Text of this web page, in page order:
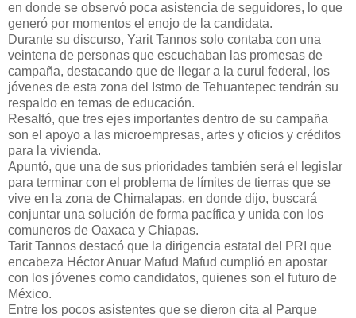
en donde se observó poca asistencia de seguidores, lo que
generó por momentos el enojo de la candidata.
Durante su discurso, Yarit Tannos solo contaba con una
veintena de personas que escuchaban las promesas de
campaña, destacando que de llegar a la curul federal, los
jóvenes de esta zona del Istmo de Tehuantepec tendrán su
respaldo en temas de educación.
Resaltó, que tres ejes importantes dentro de su campaña
son el apoyo a las microempresas, artes y oficios y créditos
para la vivienda.
Apuntó, que una de sus prioridades también será el legislar
para terminar con el problema de límites de tierras que se
vive en la zona de Chimalapas, en donde dijo, buscará
conjuntar una solución de forma pacífica y unida con los
comuneros de Oaxaca y Chiapas.
Tarit Tannos destacó que la dirigencia estatal del PRI que
encabeza Héctor Anuar Mafud Mafud cumplió en apostar
con los jóvenes como candidatos, quienes son el futuro de
México.
Entre los pocos asistentes que se dieron cita al Parque